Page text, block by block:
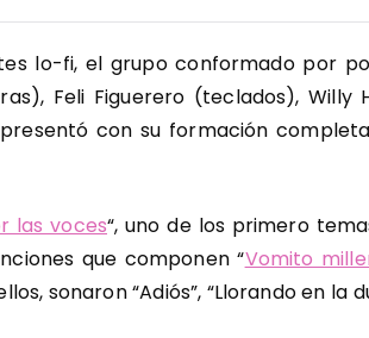
lo-fi, el grupo conformado por
Feli Figuerero (teclados), Willy
con su formación
las voces“, uno de los primero
que componen “Vomito
sonaron “Adiós”, “Llorando en la